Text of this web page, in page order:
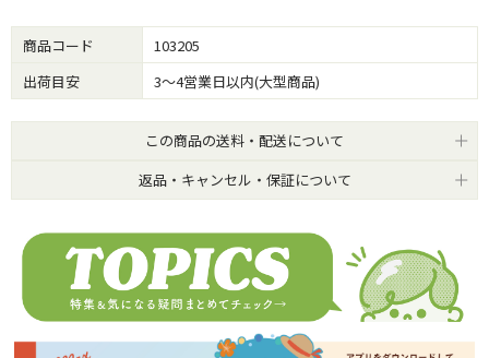
商品コード
103205
出荷目安
3～4営業日以内(大型商品)
この商品の送料・配送について
返品・キャンセル・保証について